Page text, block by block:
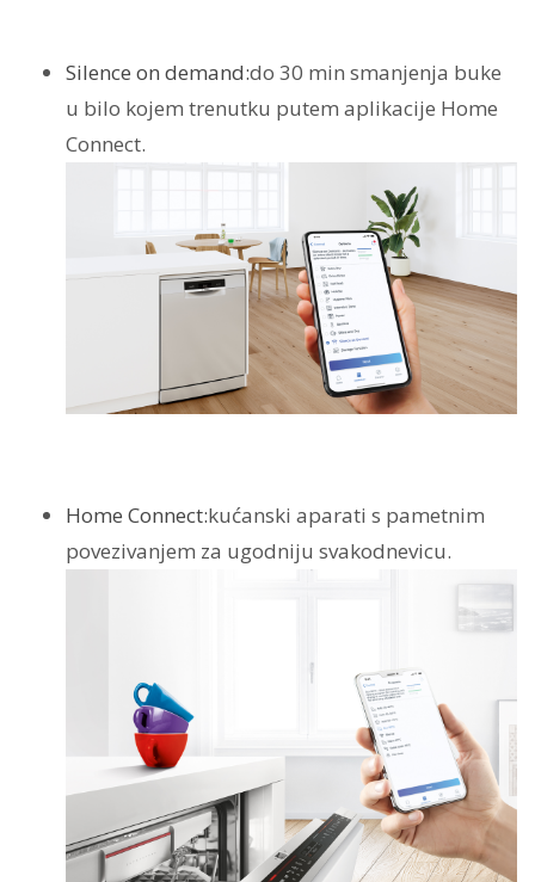
Silence on demand:do 30 min smanjenja buke
u bilo kojem trenutku putem aplikacije Home
Connect.
Home Connect:kućanski aparati s pametnim
povezivanjem za ugodniju svakodnevicu.